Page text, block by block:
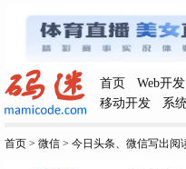
首页 Web开发
移动开发
系
首页 > 微信 > 今日头条、微信写出阅